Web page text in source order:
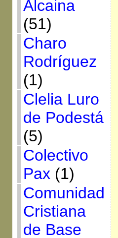
Alcaina
(51)
Charo
Rodríguez
(1)
Clelia Luro
de Podestá
(5)
Colectivo
Pax (1)
Comunidad
Cristiana
de Base